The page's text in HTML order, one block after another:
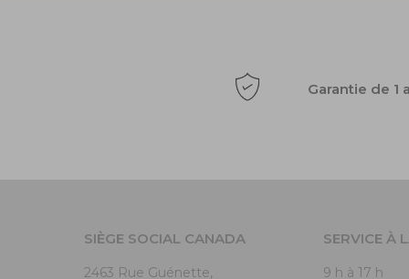
Garantie de 1
SIÈGE SOCIAL CANADA
2463 Rue Guénette,
SERVICE À
9 h à 17 h